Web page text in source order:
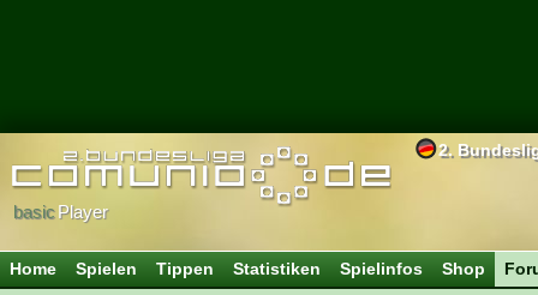
2.
basicPlayer
Home Spielen Tippen Statistiken Spielinfos Shop